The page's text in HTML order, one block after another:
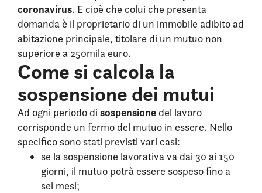
coronavirus. E cioè che colui che presenta
domanda è il proprietario di un immobile adibito ad
abitazione principale, titolare di un mutuo non
superiore a 250mila euro.
Come si calcola la
sospensione dei mutui
Ad ogni periodo di sospensione del lavoro
corrisponde un fermo del mutuo in essere. Nello
specifico sono stati previsti vari casi:
se la sospensione lavorativa va dai 30 ai 150
giorni, il mutuo potrà essere sospeso fino a
sei mesi;